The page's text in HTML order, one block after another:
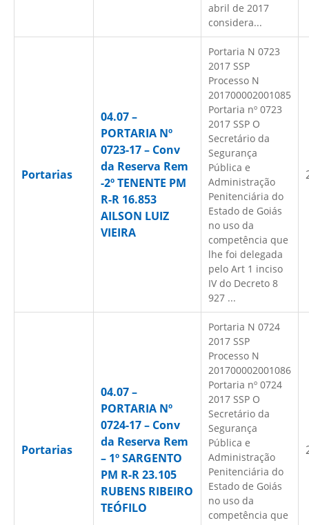
abril de 2017
considera...
Portarias
04.07 –
PORTARIA Nº
0723-17 – Conv
da Reserva Rem
-2º TENENTE PM
R-R 16.853
AILSON LUIZ
VIEIRA
Portaria N 0723
2017 SSP
Processo N
201700002001085
Portaria nº 0723
2017 SSP O
Secretário da
Segurança
Pública e
Administração
Penitenciária do
Estado de Goiás
no uso da
competência que
lhe foi delegada
pelo Art 1 inciso
IV do Decreto 8
927 ...
Portarias
04.07 –
PORTARIA Nº
0724-17 – Conv
da Reserva Rem
– 1º SARGENTO
PM R-R 23.105
RUBENS RIBEIRO
TEÓFILO
Portaria N 0724
2017 SSP
Processo N
201700002001086
Portaria nº 0724
2017 SSP O
Secretário da
Segurança
Pública e
Administração
Penitenciária do
Estado de Goiás
no uso da
competência que